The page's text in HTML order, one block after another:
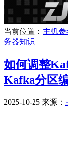
当前位置： 主机参
务器知识
如何调整
Kafka分区编
2025-10-25 来源：